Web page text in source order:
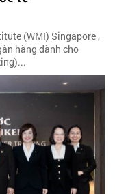
(WMI) Singapore ,
hàng dành cho